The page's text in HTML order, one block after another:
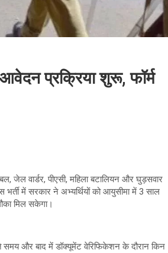
प्रक्रिया शुरू, फॉर्म
जेल वार्डर, पीएसी, महिला बटालियन और घुड़सवार
में सरकार ने अभ्यर्थियों को आयुसीमा में 3 साल
मिल सकेगा।
समय और बाद में डॉक्यूमेंट वेरिफिकेशन के दौरान किन